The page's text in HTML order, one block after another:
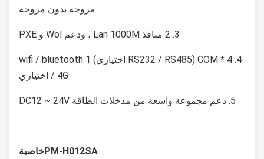
مروحة بدون مروحة
4. COM * 4 (RS232 / RS485 اختياري) 1 wifi / bluetooth
PM-H012SA خاصية